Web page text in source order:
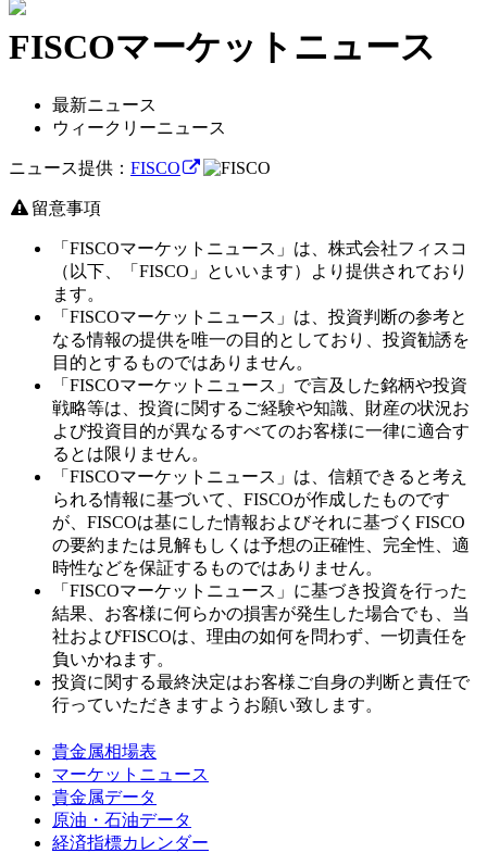
FISCOマーケットニュース
最新ニュース
ウィークリーニュース
ニュース提供： FISCO
留意事項
「FISCOマーケットニュース」は、株式会社フィスコ
（以下、「FISCO」といいます）より提供されており
ます。
「FISCOマーケットニュース」は、投資判断の参考と
なる情報の提供を唯一の目的としており、投資勧誘を
目的とするものではありません。
「FISCOマーケットニュース」で言及した銘柄や投資
戦略等は、投資に関するご経験や知識、財産の状況お
よび投資目的が異なるすべてのお客様に一律に適合す
るとは限りません。
「FISCOマーケットニュース」は、信頼できると考え
られる情報に基づいて、FISCOが作成したものです
が、FISCOは基にした情報およびそれに基づくFISCO
の要約または見解もしくは予想の正確性、完全性、適
時性などを保証するものではありません。
「FISCOマーケットニュース」に基づき投資を行った
結果、お客様に何らかの損害が発生した場合でも、当
社およびFISCOは、理由の如何を問わず、一切責任を
負いかねます。
投資に関する最終決定はお客様ご自身の判断と責任で
行っていただきますようお願い致します。
貴金属相場表
マーケットニュース
貴金属データ
原油・石油データ
経済指標カレンダー